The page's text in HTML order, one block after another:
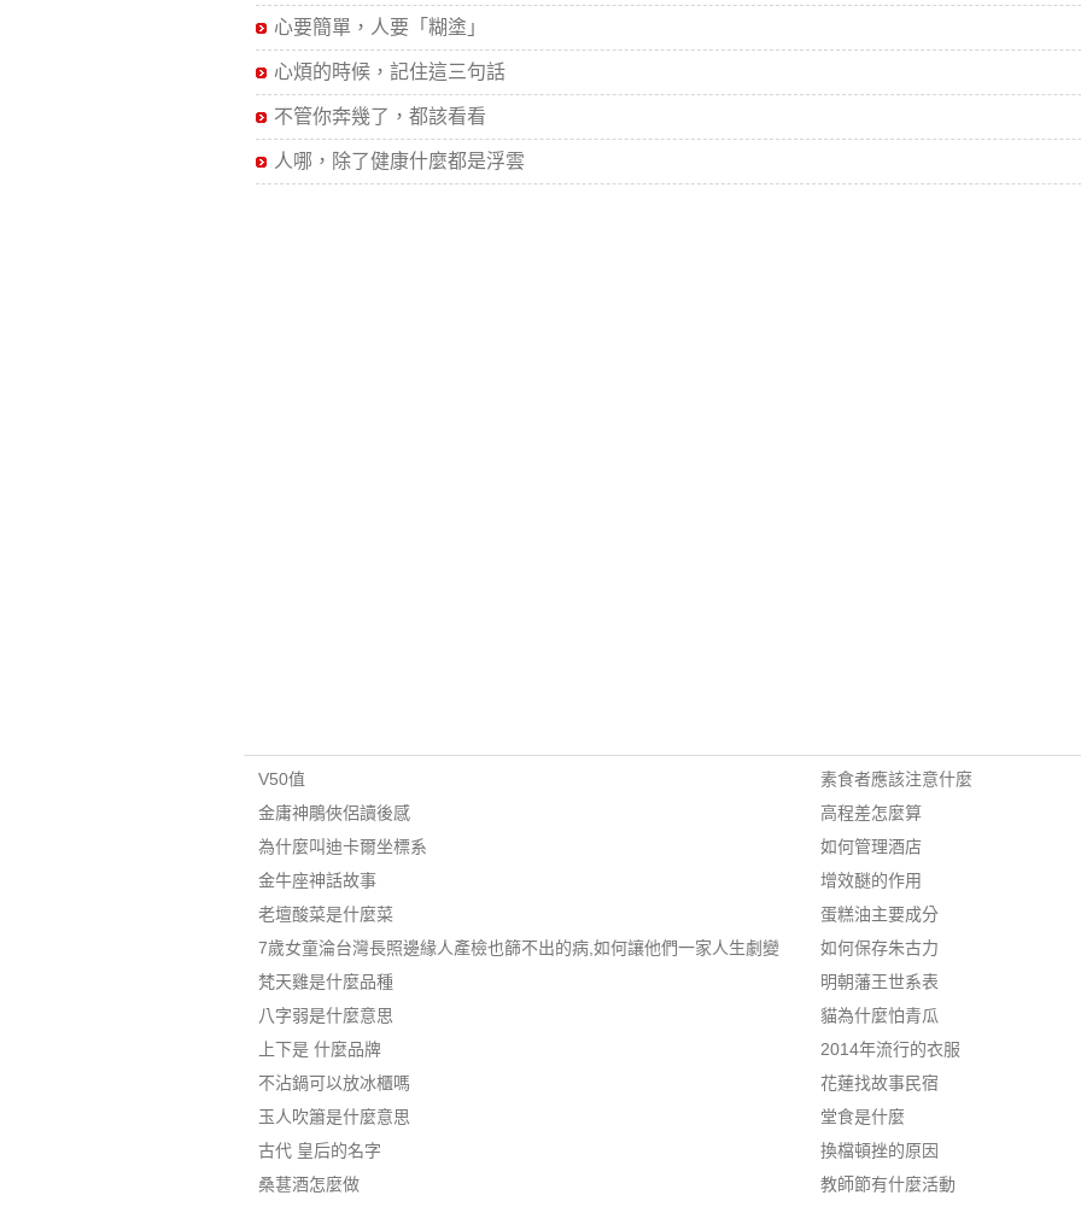
心要簡單，人要「糊塗」
心煩的時候，記住這三句話
不管你奔幾了，都該看看
人哪，除了健康什麼都是浮雲
V50值
金庸神鵰俠侶讀後感
為什麼叫迪卡爾坐標系
金牛座神話故事
老壇酸菜是什麼菜
7歲女童淪台灣長照邊緣人產檢也篩不出的病,如何讓他們一家人生劇變
梵天雞是什麼品種
八字弱是什麼意思
上下是 什麼品牌
不沾鍋可以放冰櫃嗎
玉人吹簫是什麼意思
古代 皇后的名字
桑葚酒怎麼做
素食者應該注意什麼
高程差怎麼算
如何管理酒店
增效醚的作用
蛋糕油主要成分
如何保存朱古力
明朝藩王世系表
貓為什麼怕青瓜
2014年流行的衣服
花蓮找故事民宿
堂食是什麼
換檔頓挫的原因
教師節有什麼活動